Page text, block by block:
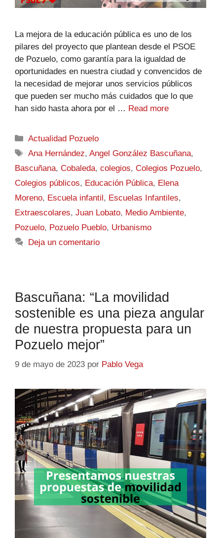
La mejora de la educación pública es uno de los
pilares del proyecto que plantean desde el PSOE
de Pozuelo, como garantía para la igualdad de
oportunidades en nuestra ciudad y convencidos de
la necesidad de mejorar unos servicios públicos
que pueden ser mucho más cuidados que lo que
han sido hasta ahora por el … Read more
Actualidad Pozuelo
Ana Hernández,Angel González Bascuñana,
Bascuñana, Cobaleda, colegios, Colegios Pozuelo,
Colegios públicos, Educación Pública, Elena
Moreno, Escuela infantil , Escuelas Infantiles,
Extraescolares, Juan Lobato, Medio Ambiente,
Pozuelo, Pozuelo Pueblo, Urbanismo
Deja un comentario
Bascuñana: “La movilidad
sostenible es una pieza angular
de nuestra propuesta para un
Pozuelo mejor”
9 de mayo de 2023 por Pablo Vega